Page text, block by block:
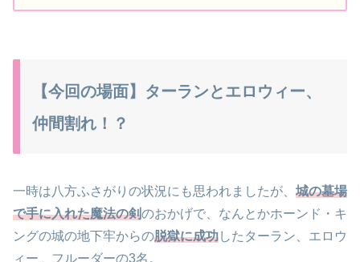
【今回の場面】ターランとエロウィー、
仲間割れ！？
一時は八方ふさがりの状況にも思われましたが、 城の墓場
で手に入れた魔法の剣のおかげで、なんとかホーンド・キ
ングの城の地下牢からの脱獄に成功したターラン、エロウ
ィー、フルーダーの3名。